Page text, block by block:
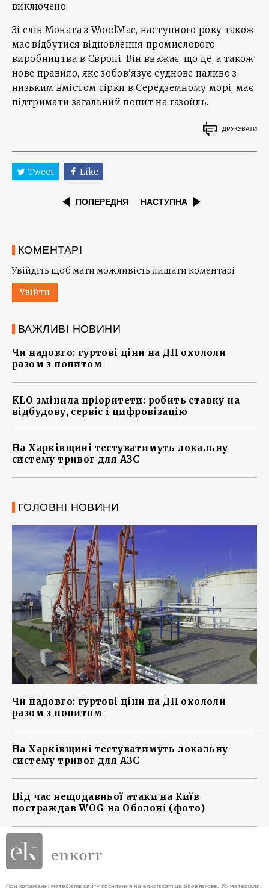
виключено.
Зі слів Мовата з WoodMac, наступного року також
має відбутися відновлення промислового
виробництва в Європі. Він вважає, що це, а також
нове правило, яке зобов’язує суднове паливо з
низьким вмістом сірки в Середземному морі, має
підтримати загальний попит на газойль.
ДРУКУВАТИ
Tweet Like
ПОПЕРЕДНЯ НАСТУПНА
КОМЕНТАРІ
Увійдіть щоб мати можливість лишати коментарі
Увійти
ВАЖЛИВІ НОВИНИ
Чи надовго: гуртові ціни на ДП охололи
разом з попитом
KLO змінила пріоритети: робить ставку на
відбудову, сервіс і цифровізацію
На Харківщині тестуватимуть локальну
систему тривог для АЗС
ГОЛОВНІ НОВИНИ
Чи надовго: гуртові ціни на ДП охололи
разом з попитом
На Харківщині тестуватимуть локальну
систему тривог для АЗС
Під час нещодавньої атаки на Київ
постраждав WOG на Оболоні (фото)
При копіюванні матеріалів сайту посилання на enkorr.com.ua обов'язкове. Усі матеріали,